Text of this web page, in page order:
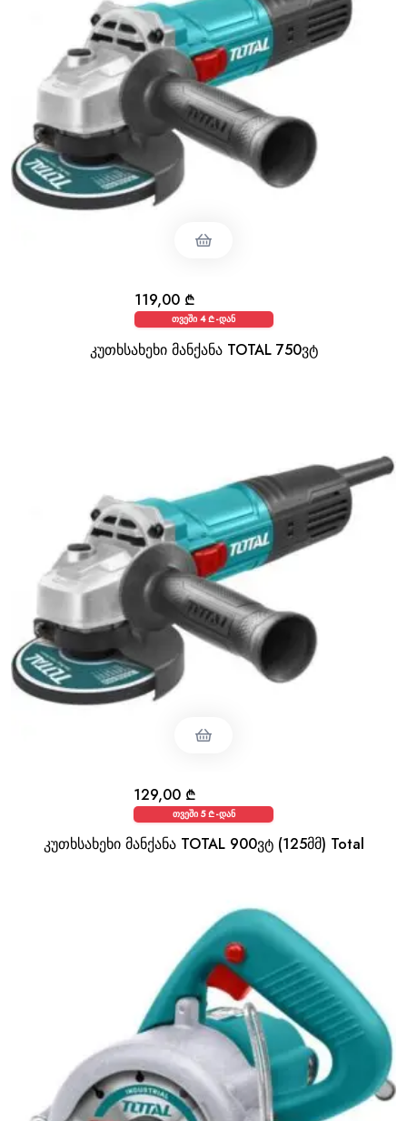
კუთხსახეხი მანქანა TOTAL 750ვტ
119,00 ₾
თვეში 4 ₾-დან
კუთხსახეხი მანქანა TOTAL 900ვტ (125მმ) Total
129,00 ₾
თვეში 5 ₾-დან